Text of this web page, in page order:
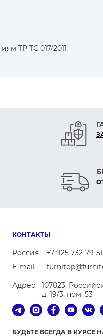
ТР ТС 017/2011
КОНТАКТЫ
Россия
+7 925 732-79-51
E-mail
Адрес
107023,
д. 19/3, пом. 53
БУДЬТЕ ВСЕГДА В КУРСЕ